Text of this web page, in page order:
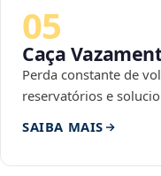
05
Caça
Perda constante de
reservatórios e
SAIBA MAIS